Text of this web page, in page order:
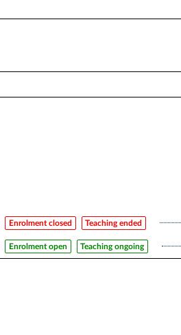
Enrolment closed Teaching ended
Enrolment open Teaching ongoing